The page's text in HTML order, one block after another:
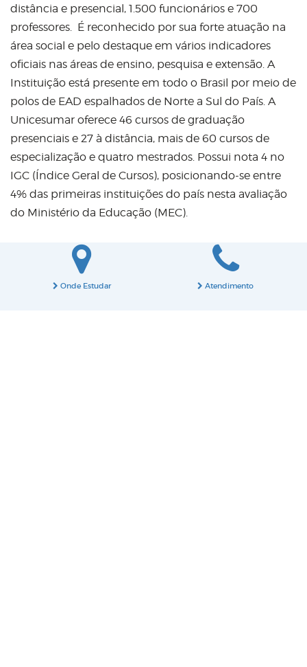
distância e presencial, 1.500 funcionários e 700
professores. É reconhecido por sua forte atuação na
área social e pelo destaque em vários indicadores
oficiais nas áreas de ensino, pesquisa e extensão. A
Instituição está presente em todo o Brasil por meio de
polos de EAD espalhados de Norte a Sul do País. A
Unicesumar oferece 46 cursos de graduação
presenciais e 27 à distância, mais de 60 cursos de
especialização e quatro mestrados. Possui nota 4 no
IGC (Índice Geral de Cursos), posicionando-se entre
4% das primeiras instituições do país nesta avaliação
do Ministério da Educação (MEC).
Onde Estudar Atendimento